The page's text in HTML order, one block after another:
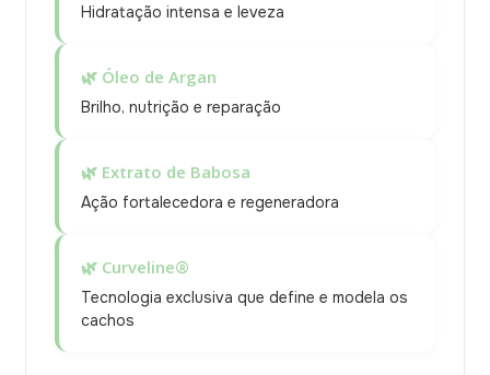
Hidratação intensa e leveza
🌿 Óleo de Argan
Brilho, nutrição e reparação
🌿 Extrato de Babosa
Ação fortalecedora e regeneradora
🌿 Curveline®
Tecnologia exclusiva que define e modela os
cachos